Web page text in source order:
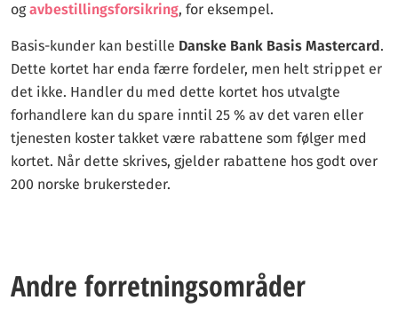
ogavbestillingsforsikring, for eksempel.
Basis-kunder kan bestille Danske Bank Basis Mastercard.
Dette kortet har enda færre fordeler, men helt strippet er
det ikke. Handler du med dette kortet hos utvalgte
forhandlere kan du spare inntil 25 % av det varen eller
tjenesten koster takket være rabattene som følger med
kortet. Når dette skrives, gjelder rabattene hos godt over
200 norske brukersteder.
Andre forretningsområder